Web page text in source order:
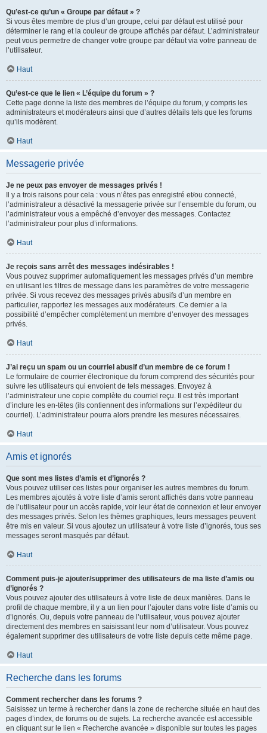
Qu’est-ce qu’un « Groupe par défaut » ?
Si vous êtes membre de plus d’un groupe, celui par défaut est utilisé pour
déterminer le rang et la couleur de groupe affichés par défaut. L’administrateur
peut vous permettre de changer votre groupe par défaut via votre panneau de
l’utilisateur.
Haut
Qu’est-ce que le lien « L’équipe du forum » ?
Cette page donne la liste des membres de l’équipe du forum, y compris les
administrateurs et modérateurs ainsi que d’autres détails tels que les forums
qu’ils modèrent.
Haut
Messagerie privée
Je ne peux pas envoyer de messages privés !
Il y a trois raisons pour cela : vous n’êtes pas enregistré et/ou connecté,
l’administrateur a désactivé la messagerie privée sur l’ensemble du forum, ou
l’administrateur vous a empêché d’envoyer des messages. Contactez
l’administrateur pour plus d’informations.
Haut
Je reçois sans arrêt des messages indésirables !
Vous pouvez supprimer automatiquement les messages privés d’un membre
en utilisant les filtres de message dans les paramètres de votre messagerie
privée. Si vous recevez des messages privés abusifs d’un membre en
particulier, rapportez les messages aux modérateurs. Ce dernier a la
possibilité d’empêcher complètement un membre d’envoyer des messages
privés.
Haut
J’ai reçu un spam ou un courriel abusif d’un membre de ce forum !
Le formulaire de courrier électronique du forum comprend des sécurités pour
suivre les utilisateurs qui envoient de tels messages. Envoyez à
l’administrateur une copie complète du courriel reçu. Il est très important
d’inclure les en-têtes (ils contiennent des informations sur l’expéditeur du
courriel). L’administrateur pourra alors prendre les mesures nécessaires.
Haut
Amis et ignorés
Que sont mes listes d’amis et d’ignorés ?
Vous pouvez utiliser ces listes pour organiser les autres membres du forum.
Les membres ajoutés à votre liste d’amis seront affichés dans votre panneau
de l’utilisateur pour un accès rapide, voir leur état de connexion et leur envoyer
des messages privés. Selon les thèmes graphiques, leurs messages peuvent
être mis en valeur. Si vous ajoutez un utilisateur à votre liste d’ignorés, tous ses
messages seront masqués par défaut.
Haut
Comment puis-je ajouter/supprimer des utilisateurs de ma liste d’amis ou
d’ignorés ?
Vous pouvez ajouter des utilisateurs à votre liste de deux manières. Dans le
profil de chaque membre, il y a un lien pour l’ajouter dans votre liste d’amis ou
d’ignorés. Ou, depuis votre panneau de l’utilisateur, vous pouvez ajouter
directement des membres en saisissant leur nom d’utilisateur. Vous pouvez
également supprimer des utilisateurs de votre liste depuis cette même page.
Haut
Recherche dans les forums
Comment rechercher dans les forums ?
Saisissez un terme à rechercher dans la zone de recherche située en haut des
pages d’index, de forums ou de sujets. La recherche avancée est accessible
en cliquant sur le lien « Recherche avancée » disponible sur toutes les pages